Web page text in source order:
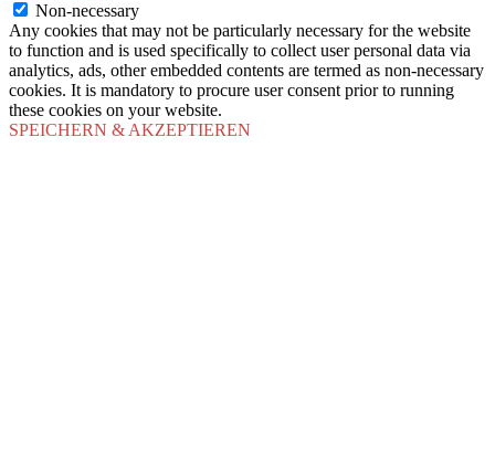
Non-necessary
Any cookies that may not be particularly necessary for the website
to function and is used specifically to collect user personal data via
analytics, ads, other embedded contents are termed as non-necessary
cookies. It is mandatory to procure user consent prior to running
these cookies on your website.
SPEICHERN & AKZEPTIEREN